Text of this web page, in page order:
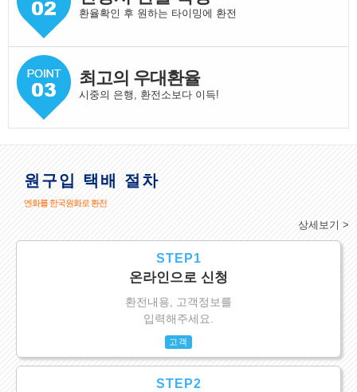
환율확인 후 원하는 타이밍에 환전
최고의 우대환율
시중의 은행, 환전소보다 이득!
원구입 택배 절차
엔화를 한국원화로 환전
상세보기 >
STEP1
온라인으로 신청
환전내용, 고객정보를
입력해주세요.
고객
STEP2